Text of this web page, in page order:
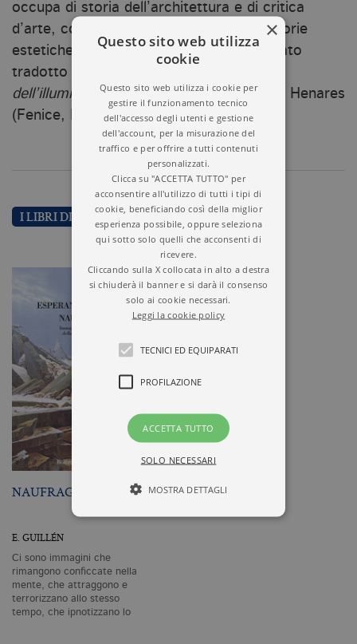
occupa di storia dell’architettura e di critica
d’arte, con particolare attenzione alle teorie
estetiche ottocentesche. In italiano è stato
tradotto il suo
dell’illuminismo, scritto insieme a Ignacio Henares
(Fenice, Milano 2000).
I LIBRI DI ESPERANZA GUILLÉN
NAUFRAGI
E. GUILLÉN
Ci sono immagini che
rimangono conficcate nella
mente, che attraggono e
terrorizzano allo stesso
tempo, che ipnotizzano lo
×
Questo sito web utilizza
cookie
Questo sito web utilizza i cookie per
gestire il funzionamento tecnico
dell'accesso degli utenti e gestione
dell'account, per la misurazione del
traffico e per offrire a tutti contenuti
personalizzati.
Clicca su "ACCETTA TUTTO" per
acconsentire all'utilizzo di tutti i tipi di
cookie, beneficiando così della miglior
esperienza possibile, oppure seleziona
qui sotto solo quelli che acconsenti di
ricevere.
Cliccando sulla X collocata in alto a destra
si chiuderà il banner e si darà il consenso
solo ai cookie necessari.
Leggi la cookie policy
TECNICI ED EQUIPARATI
PROFILAZIONE
ACCETTA TUTTO
SOLO NECESSARI
MOSTRA DETTAGLI
I cookie tecnici sono strettamente
necessari, consentono la funzionalità